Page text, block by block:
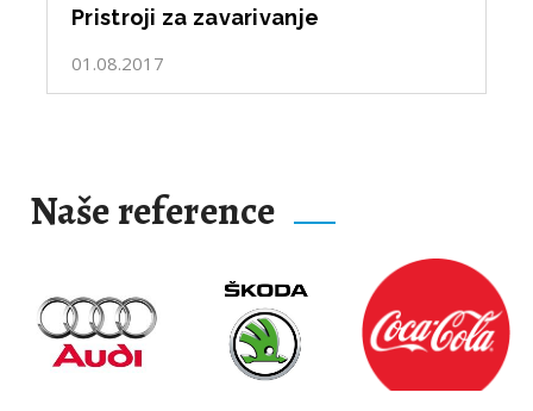
Pristroji za zavarivanje
01.08.2017
Naše reference